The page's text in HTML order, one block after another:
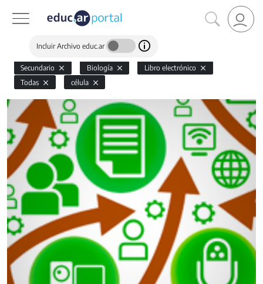
Incluir Archivo educ.ar
Secundario Biología
Libro electrónico
Todas
célula